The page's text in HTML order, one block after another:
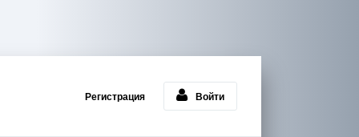
Регистрация Войти